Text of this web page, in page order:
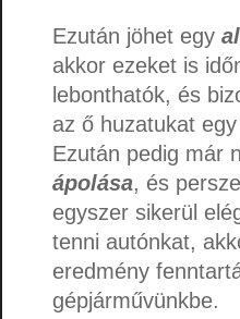
Ezután jöhet egy
akkor ezeket is
lebonthatók, és
az ő huzatukat
Ezután pedig már
ápolása, és
egyszer sikerül
tenni autónkat,
eredmény
gépjárművünkbe.